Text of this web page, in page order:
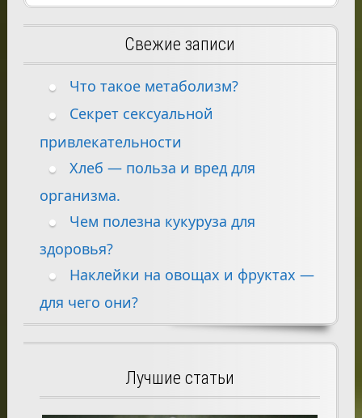
Свежие записи
Что такое метаболизм?
Секрет сексуальной
привлекательности
Хлеб — польза и вред для
организма.
Чем полезна кукуруза для
здоровья?
Наклейки на овощах и фруктах —
для чего они?
Лучшие статьи